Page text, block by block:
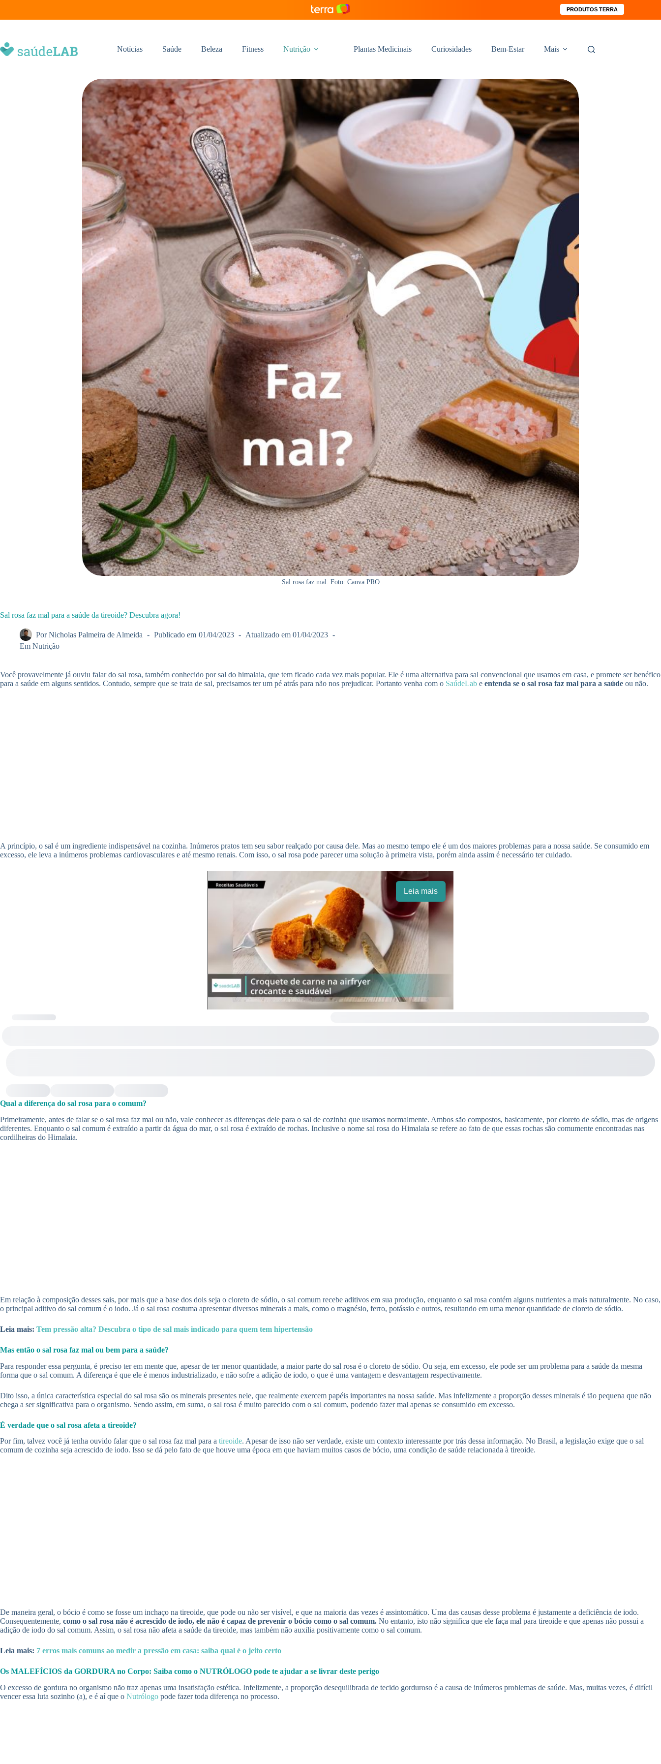
PRODUTOS TERRA
Notícias Saúde Beleza Fitness Nutrição Plantas Medicinais Curiosidades Bem-Estar Mais
Sal rosa faz mal. Foto: Canva PRO
Sal rosa faz mal para a saúde da tireoide? Descubra agora!
Por Nicholas Palmeira de Almeida Publicado em 01/04/2023 Atualizado em 01/04/2023
Em Nutrição
Você provavelmente já ouviu falar do sal rosa, também conhecido por sal do himalaia, que tem ficado cada vez mais popular. Ele é uma alternativa para sal convencional que usamos em casa, e promete ser benéfico
para a saúde em alguns sentidos. Contudo, sempre que se trata de sal, precisamos ter um pé atrás para não nos prejudicar. Portanto venha com o SaúdeLab e entenda se o sal rosa faz mal para a saúde ou não.
A princípio, o sal é um ingrediente indispensável na cozinha. Inúmeros pratos tem seu sabor realçado por causa dele. Mas ao mesmo tempo ele é um dos maiores problemas para a nossa saúde. Se consumido em
excesso, ele leva a inúmeros problemas cardiovasculares e até mesmo renais. Com isso, o sal rosa pode parecer uma solução à primeira vista, porém ainda assim é necessário ter cuidado.
Leia mais
Qual a diferença do sal rosa para o comum?
Primeiramente, antes de falar se o sal rosa faz mal ou não, vale conhecer as diferenças dele para o sal de cozinha que usamos normalmente. Ambos são compostos, basicamente, por cloreto de sódio, mas de origens
diferentes. Enquanto o sal comum é extraído a partir da água do mar, o sal rosa é extraído de rochas. Inclusive o nome sal rosa do Himalaia se refere ao fato de que essas rochas são comumente encontradas nas
cordilheiras do Himalaia.
Em relação à composição desses sais, por mais que a base dos dois seja o cloreto de sódio, o sal comum recebe aditivos em sua produção, enquanto o sal rosa contém alguns nutrientes a mais naturalmente. No caso,
o principal aditivo do sal comum é o iodo. Já o sal rosa costuma apresentar diversos minerais a mais, como o magnésio, ferro, potássio e outros, resultando em uma menor quantidade de cloreto de sódio.
Leia mais: Tem pressão alta? Descubra o tipo de sal mais indicado para quem tem hipertensão
Mas então o sal rosa faz mal ou bem para a saúde?
Para responder essa pergunta, é preciso ter em mente que, apesar de ter menor quantidade, a maior parte do sal rosa é o cloreto de sódio. Ou seja, em excesso, ele pode ser um problema para a saúde da mesma
forma que o sal comum. A diferença é que ele é menos industrializado, e não sofre a adição de iodo, o que é uma vantagem e desvantagem respectivamente.
Dito isso, a única característica especial do sal rosa são os minerais presentes nele, que realmente exercem papéis importantes na nossa saúde. Mas infelizmente a proporção desses minerais é tão pequena que não
chega a ser significativa para o organismo. Sendo assim, em suma, o sal rosa é muito parecido com o sal comum, podendo fazer mal apenas se consumido em excesso.
É verdade que o sal rosa afeta a tireoide?
Por fim, talvez você já tenha ouvido falar que o sal rosa faz mal para a tireoide. Apesar de isso não ser verdade, existe um contexto interessante por trás dessa informação. No Brasil, a legislação exige que o sal
comum de cozinha seja acrescido de iodo. Isso se dá pelo fato de que houve uma época em que haviam muitos casos de bócio, uma condição de saúde relacionada à tireoide.
De maneira geral, o bócio é como se fosse um inchaço na tireoide, que pode ou não ser visível, e que na maioria das vezes é assintomático. Uma das causas desse problema é justamente a deficiência de iodo.
Consequentemente, como o sal rosa não é acrescido de iodo, ele não é capaz de prevenir o bócio como o sal comum. No entanto, isto não significa que ele faça mal para tireoide e que apenas não possui a
adição de iodo do sal comum. Assim, o sal rosa não afeta a saúde da tireoide, mas também não auxilia positivamente como o sal comum.
Leia mais: 7 erros mais comuns ao medir a pressão em casa: saiba qual é o jeito certo
Os MALEFÍCIOS da GORDURA no Corpo: Saiba como o NUTRÓLOGO pode te ajudar a se livrar deste perigo
O excesso de gordura no organismo não traz apenas uma insatisfação estética. Infelizmente, a proporção desequilibrada de tecido gorduroso é a causa de inúmeros problemas de saúde. Mas, muitas vezes, é difícil
vencer essa luta sozinho (a), e é aí que o Nutrólogo pode fazer toda diferença no processo.